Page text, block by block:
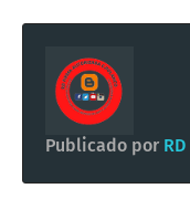
Publicado por